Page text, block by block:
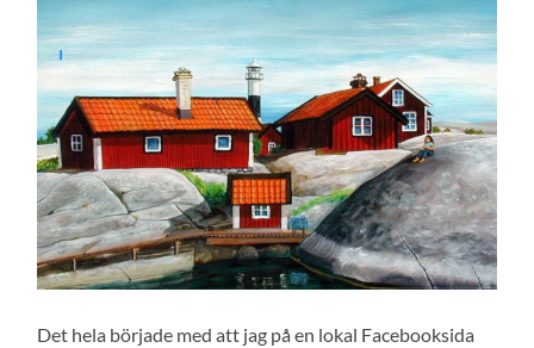
Det hela började med att jag på en lokal Facebooksida